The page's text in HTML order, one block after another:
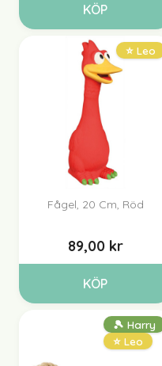
KÖP
⭐ Leo
Fågel, 20 Cm, Röd
89,00 kr
KÖP
🎾 Harry
⭐ Leo